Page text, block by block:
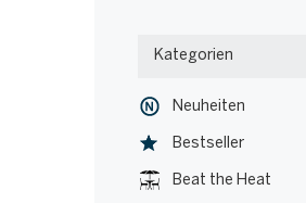
Wohnen
Kategorien
Neuheiten
Bestseller
Beat the Heat